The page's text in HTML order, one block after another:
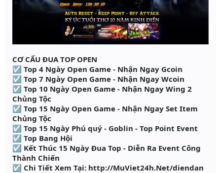
CƠ CẤU ĐUA TOP OPEN
☑ Top 4 Ngày Open Game - Nhận Ngay Gcoin
☑ Top 7 Ngày Open Game - Nhận Ngay Wcoin
☑ Top 10 Ngày Open Game - Nhận Ngay Wing 2
Chủng Tộc
☑ Top 15 Ngày Open Game - Nhận Ngay Set Item
Chủng Tộc
☑ Top 15 Ngày Phú quý - Goblin - Top Point Event
☑ Top Bang Hội
☑ Kết Thúc 15 Ngày Đua Top - Diễn Ra Event Công
Thành Chiến
☑ Chi Tiết Xem Tại: http://MuViet24h.Net/diendan